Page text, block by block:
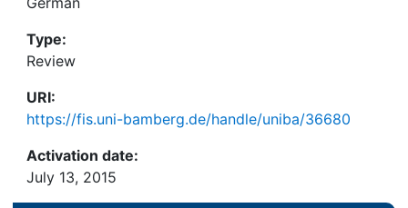
Type:
Review
URI:
https://fis.uni-bamberg.de/handle/uniba/36680
Activation date:
July 13, 2015